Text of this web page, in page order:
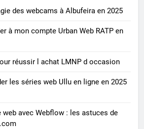
des webcams à Albufeira en 2025
à mon compte Urban Web RATP en
réussir l achat LMNP d occasion
les séries web Ullu en ligne en 2025
web avec Webflow : les astuces de